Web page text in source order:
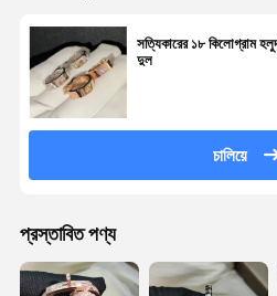
সত্যিকারের ১৮ কিলোগ্রাম হলুদ
দুল
চালিয়ে
প্রস্তাবিত পণ্য